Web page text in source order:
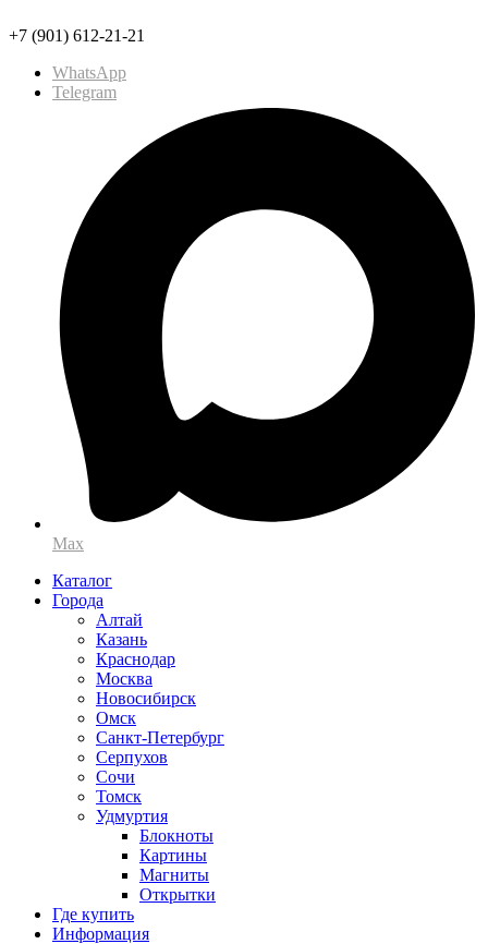
+7 (901) 612-21-21
WhatsApp
Telegram
Max
Каталог
Города
Алтай
Казань
Краснодар
Москва
Новосибирск
Омск
Санкт-Петербург
Серпухов
Сочи
Томск
Удмуртия
Блокноты
Картины
Магниты
Открытки
Где купить
Информация